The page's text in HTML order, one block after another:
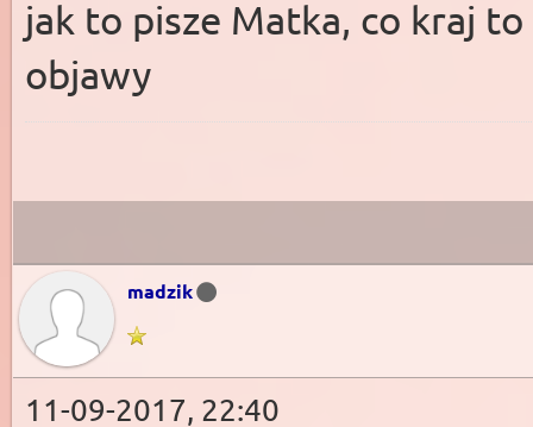
jak to pisze Matka, co kraj
objawy
madzik
11-09-2017, 22:40